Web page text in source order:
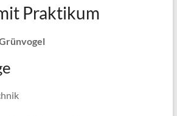
Praktikum